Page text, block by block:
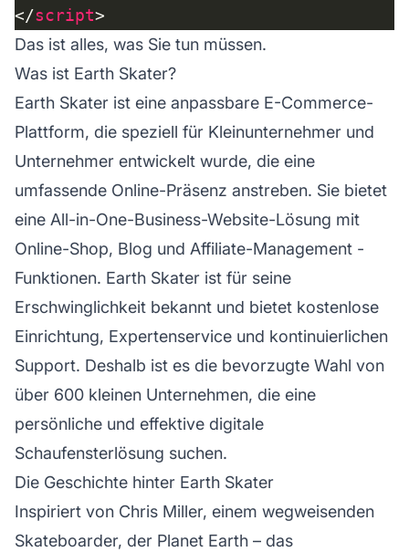
</script
Das ist alles, was Sie tun müssen.
Was ist Earth Skater?
Earth Skater ist eine anpassbare E-Commerce-
Plattform, die speziell für Kleinunternehmer und
Unternehmer entwickelt wurde, die eine
umfassende Online-Präsenz anstreben. Sie bietet
eine All-in-One-Business-Website-Lösung mit
Online-Shop, Blog und Affiliate-Management -
Funktionen. Earth Skater ist für seine
Erschwinglichkeit bekannt und bietet kostenlose
Einrichtung, Expertenservice und kontinuierlichen
Support. Deshalb ist es die bevorzugte Wahl von
über 600 kleinen Unternehmen, die eine
persönliche und effektive digitale
Schaufensterlösung suchen.
Die Geschichte hinter Earth Skater
Inspiriert von Chris Miller, einem wegweisenden
Skateboarder, der Planet Earth – das